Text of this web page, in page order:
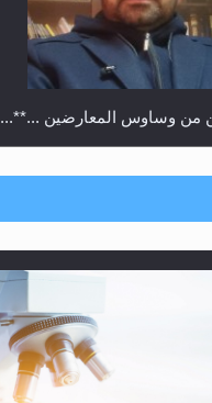
من وساوس المعارضين ...**...